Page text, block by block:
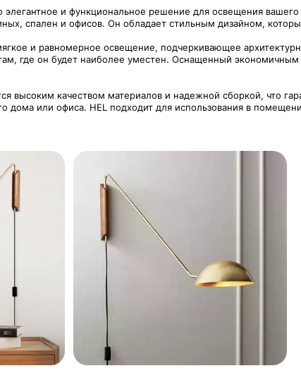
элегантное и функциональное решение для освещения
спален и офисов. Он обладает стильным дизайном,
и равномерное освещение, подчеркивающее
где он будет наиболее уместен. Оснащенный
высоким качеством материалов и надежной сборкой, что
дома или офиса. HEL подходит для использования в